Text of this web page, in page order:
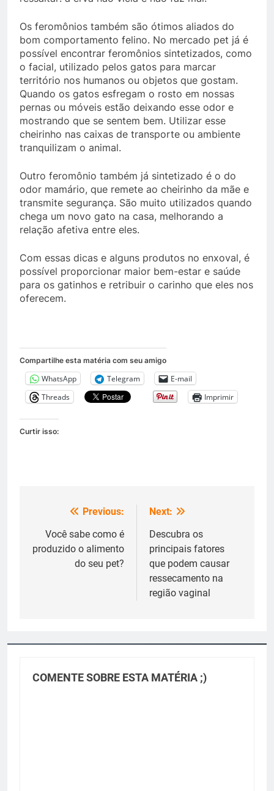
Os feromônios também são ótimos aliados do
bom comportamento felino. No mercado pet já é
possível encontrar feromônios sintetizados, como
o facial, utilizado pelos gatos para marcar
território nos humanos ou objetos que gostam.
Quando os gatos esfregam o rosto em nossas
pernas ou móveis estão deixando esse odor e
mostrando que se sentem bem. Utilizar esse
cheirinho nas caixas de transporte ou ambiente
tranquilizam o animal.
Outro feromônio também já sintetizado é o do
odor mamário, que remete ao cheirinho da mãe e
transmite segurança. São muito utilizados quando
chega um novo gato na casa, melhorando a
relação afetiva entre eles.
Com essas dicas e alguns produtos no enxoval, é
possível proporcionar maior bem-estar e saúde
para os gatinhos e retribuir o carinho que eles nos
oferecem.
Compartilhe esta matéria com seu amigo
WhatsApp Telegram
E-mail
Threads
Imprimir
Curtir isso:
Navegação
de
Post
Previous:
Você sabe como é
produzido o alimento
do seu pet?
Next:
Descubra os
principais fatores
que podem causar
ressecamento na
região vaginal
COMENTE SOBRE ESTA MATÉRIA ;)